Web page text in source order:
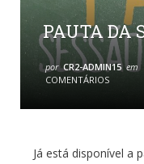
PAUTA DA
por CR2-ADMIN15 em
COMENTÁRIOS
Já está disponível a